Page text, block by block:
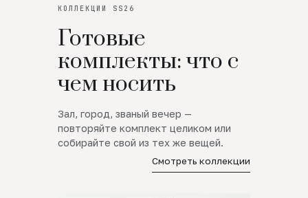
КОЛЛЕКЦИИ SS26
Готовые
комплекты: что с
чем носить
Зал, город, званый вечер —
повторяйте комплект целиком или
собирайте свой из тех же вещей.
Смотреть коллекции